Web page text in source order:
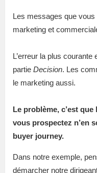
Les messages que
marketing et
L’erreur la plus
partie Decision. Les
le marketing aussi.
Le problème, c’est
vous prospectez n’en
buyer journey.
Dans notre exemple,
démarcher notre